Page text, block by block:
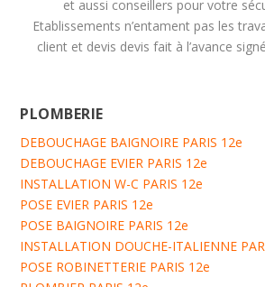
et aussi conseillers pour votre
Etablissements n’entament pas les
client et devis devis fait à l’avance
PLOMBERIE
DEBOUCHAGE BAIGNOIRE PARIS 12e
DEBOUCHAGE EVIER PARIS 12e
INSTALLATION W-C PARIS 12e
POSE EVIER PARIS 12e
POSE BAIGNOIRE PARIS 12e
INSTALLATION DOUCHE-ITALIENNE
POSE ROBINETTERIE PARIS 12e